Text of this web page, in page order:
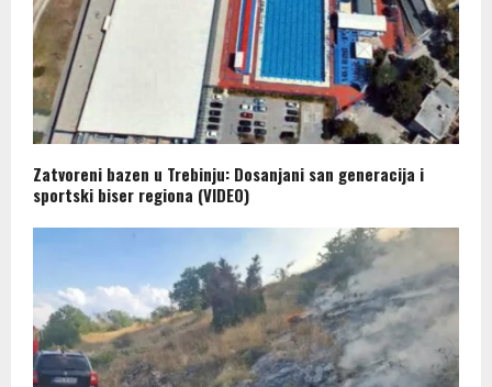
Zatvoreni bazen u Trebinju: Dosanjani san generacija i
sportski biser regiona (VIDEO)